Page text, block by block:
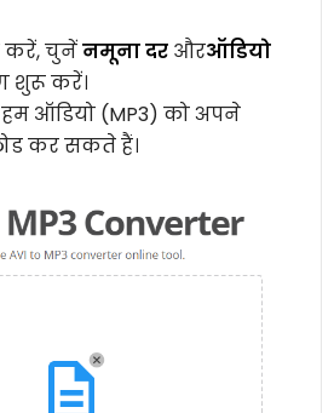
करें, चुनेंनमूना दर औरऑडियो
शुरू करें।
ऑडियो (MP3) को अपने
कर सकते हैं।